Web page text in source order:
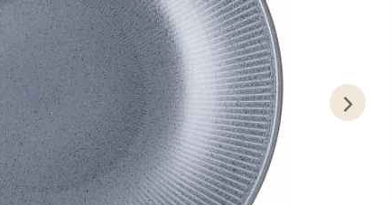
Oslo - Linderud
Erich Mogensøns vei 38, 0594 Oslo
Åpent i dag 10-21
0 i butikk